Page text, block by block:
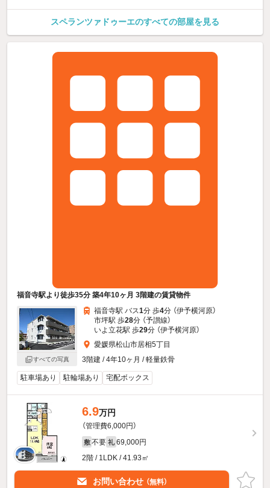
スペランツァドゥーエのすべての部屋を見る
福音寺駅より徒歩35分 築4年10ヶ月 3階建の賃貸物件
すべての写真
福音寺駅 バス1分 歩4分 （伊予横河原）
市坪駅 歩28分 （予讃線）
いよ立花駅 歩29分 （伊予横河原）
愛媛県松山市居相5丁目
3階建 / 4年10ヶ月 / 軽量鉄骨
駐車場あり 駐輪場あり 宅配ボックス
6.9万円
（管理費6,000円）
敷 不要 礼 69,000円
2階 / 1LDK / 41.93㎡
お問い合わせ （無料）